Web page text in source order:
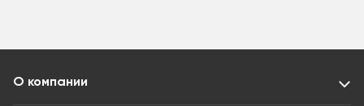
О компании